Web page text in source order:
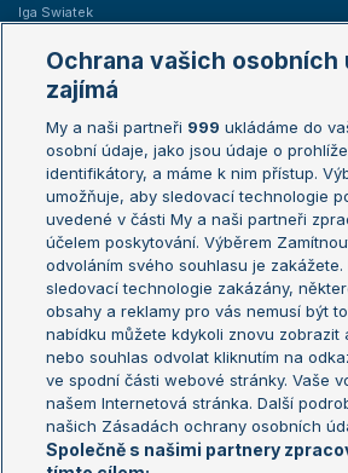
Iga Swiatek
Žebříčky
Žebříček ATP (muži)
Žebříček WTA (ženy)
Sázkařský žebříček
Australian
French Open
Wimbledon
US Open
Turnaj mistrů
Turnaj
Aktualní trendy
Fotbalové přestupy
Livesport Daily
LS Prague Open
Ochrana vašich osobních
zajímá
My a naši partneři 999 ukládáme do
osobní údaje, jako jsou údaje o
identifikátory, a máme k nim přístup.
umožňuje, aby sledovací technologie
uvedené v části My a naši partneři
účelem poskytování. Výběrem
odvoláním svého souhlasu je zakážete.
sledovací technologie zakázány,
obsahy a reklamy pro vás nemusí být
nabídku můžete kdykoli znovu zobrazit
nebo souhlas odvolat kliknutím na
ve spodní části webové stránky. Vaše
našem Internetová stránka. Další
našich Zásadách ochrany osobních
Společně s našimi partnery